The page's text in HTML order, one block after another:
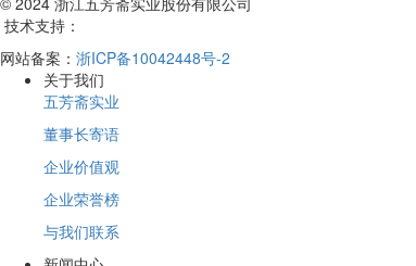
技术支持：
网站备案： 浙ICP备10042448号-2
关于我们
五芳斋实业
董事长寄语
企业价值观
企业荣誉榜
与我们联系